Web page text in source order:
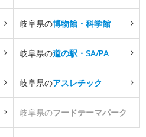
岐阜県の博物館・科学館
岐阜県の道の駅・SA/PA
岐阜県のアスレチック
岐阜県のフードテーマパーク